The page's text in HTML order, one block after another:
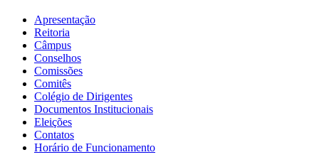
Apresentação
Reitoria
Câmpus
Conselhos
Comissões
Comitês
Colégio de Dirigentes
Documentos Institucionais
Eleições
Contatos
Horário de Funcionamento